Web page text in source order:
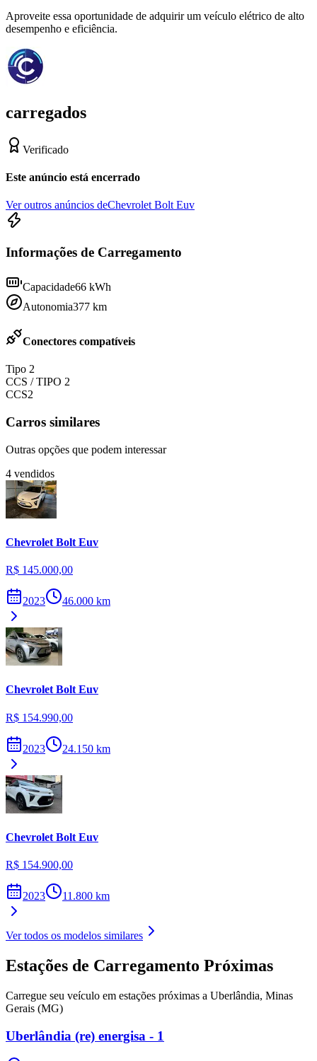
Aproveite essa oportunidade de adquirir um veículo elétrico de alto
desempenho e eficiência.
carregados
Verificado
Este anúncio está encerrado
Ver outros anúncios deChevrolet Bolt Euv
Informações de Carregamento
Capacidade66 kWh
Autonomia377 km
Conectores compatíveis
Tipo 2
CCS / TIPO 2
CCS2
Carros similares
Outras opções que podem interessar
4 vendidos
Chevrolet Bolt Euv
R$ 145.000,00
2023 46.000 km
Chevrolet Bolt Euv
R$ 154.990,00
2023 24.150 km
Chevrolet Bolt Euv
R$ 154.900,00
2023 11.800 km
Ver todos os modelos similares
Estações de Carregamento Próximas
Carregue seu veículo em estações próximas a Uberlândia, Minas
Gerais (MG)
Uberlândia (re) energisa - 1